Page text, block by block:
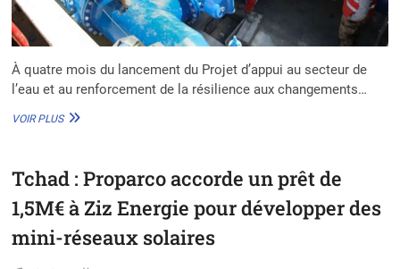
À quatre mois du lancement du Projet d’appui au secteur de
l’eau et au renforcement de la résilience aux changements…
VOIR PLUSBURUNDI
ACCORDE
FINANCEMENT
DE
13,15
Tchad : Proparco accorde un prêt de
1,5M€ à Ziz Energie pour développer des
mini-réseaux solaires